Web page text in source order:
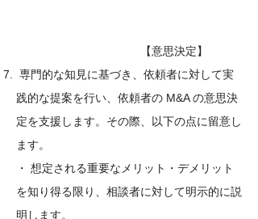
​【意思決定】
専門的な知見に基づき、依頼者に対して実
践的な提案を行い、依頼者の M&A の意思決
定を支援します。その際、以下の点に留意し
ます。
・ 想定される重要なメリット・デメリット
を知り得る限り、相談者に対して明示的に説
明します。